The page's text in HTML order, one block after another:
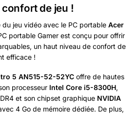
de jeu !
du jeu vidéo avec le PC portable Acer
portable Gamer est conçu pour offrir
un haut niveau de confort de
efficace !
5 AN515-52-52YC offre de hautes
processeur Intel Core i5-8300H,
et son chipset graphique NVIDIA
4 Go de mémoire dédiée. De plus,